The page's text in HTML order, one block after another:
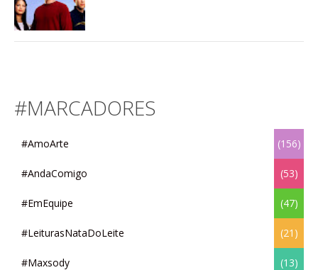
#MARCADORES
#AmoArte (156)
#AndaComigo (53)
#EmEquipe (47)
#LeiturasNataDoLeite (21)
#Maxsody (13)